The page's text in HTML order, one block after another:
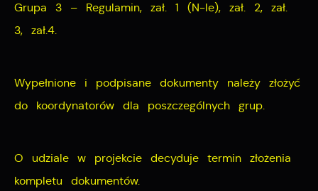
Grupa 3 – Regulamin, zał. 1 (N-le), zał. 2, zał.
3, zał.4.
Wypełnione i podpisane dokumenty należy złożyć
do koordynatorów dla poszczególnych grup.
O udziale w projekcie decyduje termin złożenia
kompletu dokumentów.